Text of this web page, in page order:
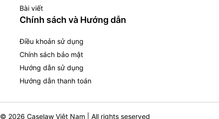
Bài viết
Chính sách và Hướng dẫn
Điều khoản sử dụng
Chính sách bảo mật
Hướng dẫn sử dụng
Hướng dẫn thanh toán
© 2026 Caselaw Việt Nam | All rights seserved